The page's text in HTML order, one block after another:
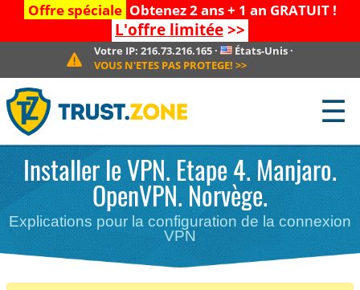
Offre spéciale Obtenez 2 ans + 1 an GRATUIT !
L'offre limitée>>
Votre IP: 216.73.216.165· États-Unis ·
VOUS N'ETES PAS PROTEGE! >>
☰
Installer le VPN. Etape 4. Manjaro.
OpenVPN. Norvège.
Explications pour la configuration de la connexion
VPN